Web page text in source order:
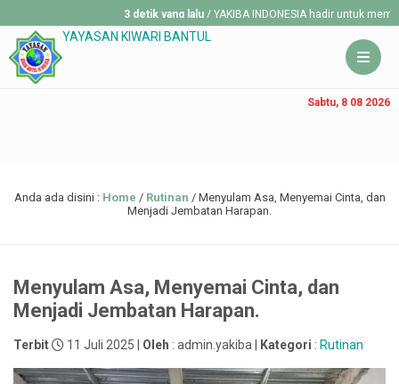
3 detik yang lalu / YAKIBA INDONESIA hadir untuk membantu
YAYASAN KIWARI BANTUL
Sabtu, 8 08 2026
Anda ada disini : Home / Rutinan / Menyulam Asa, Menyemai Cinta, dan
Menjadi Jembatan Harapan.
Menyulam Asa, Menyemai Cinta, dan
Menjadi Jembatan Harapan.
Terbit 11 Juli 2025 | Oleh : admin.yakiba | Kategori : Rutinan